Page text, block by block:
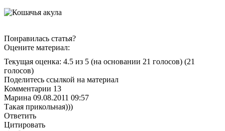
Понравилась статья?
Оцените материал:
Текущая оценка: 4.5 из 5 (на основании 21 голосов) (21
голосов)
Поделитесь ссылкой на материал
Комментарии 13
Марина 09.08.2011 09:57
Такая прикольная)))
Ответить
Цитировать